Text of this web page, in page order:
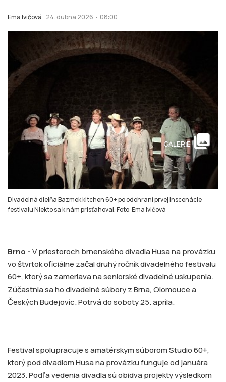
Ema Ivičová 24. dubna 2026 • 08:00
Divadelná dielňa Bazmek kitchen 60+ po odohraní prvej inscenácie
festivalu Niekto sa k nám prisťahoval. Foto: Ema Ivičová
GALERIE collections
Brno -V priestoroch brnenského divadla Husa na provázku
vo štvrtok oficiálne začal druhý ročník divadelného festivalu
60+, ktorý sa zameriava na seniorské divadelné uskupenia.
Zúčastnia sa ho divadelné súbory z Brna, Olomouce a
Českých Budejovíc. Potrvá do soboty 25. apríla.
Festival spolupracuje s amatérskym súborom Studio 60+,
ktorý pod divadlom Husa na provázku funguje od januára
2023. Podľa vedenia divadla sú obidva projekty výsledkom